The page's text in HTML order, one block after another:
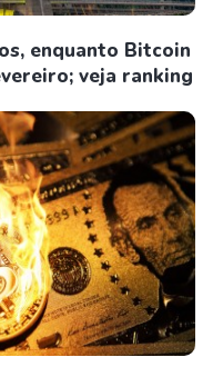
enquanto Bitcoin
veja ranking